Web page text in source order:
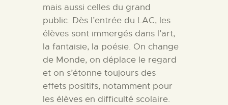
mais aussi celles du grand
public. Dès l’entrée du LAC, les
élèves sont immergés dans l’art,
la fantaisie, la poésie. On change
de Monde, on déplace le regard
et on s’étonne toujours des
effets positifs, notamment pour
les élèves en difficulté scolaire.